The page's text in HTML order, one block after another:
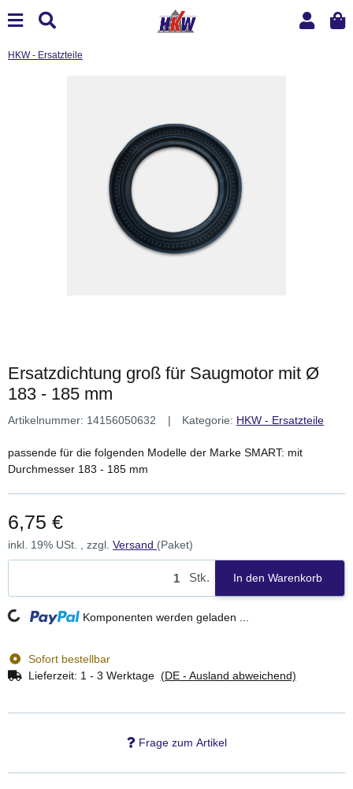
HKW - Ersatzteile
Ersatzdichtung groß für Saugmotor mit Ø
183 - 185 mm
Artikelnummer: 14156050632 Kategorie: HKW - Ersatzteile
passende für die folgenden Modelle der Marke SMART: mit
Durchmesser 183 - 185 mm
6,75 €
inkl. 19% USt. , zzgl. Versand (Paket)
Stk. In den Warenkorb
Loading... Komponenten werden geladen ...
Sofort bestellbar
Lieferzeit: 1 - 3 Werktage (DE - Ausland abweichend)
Frage zum Artikel